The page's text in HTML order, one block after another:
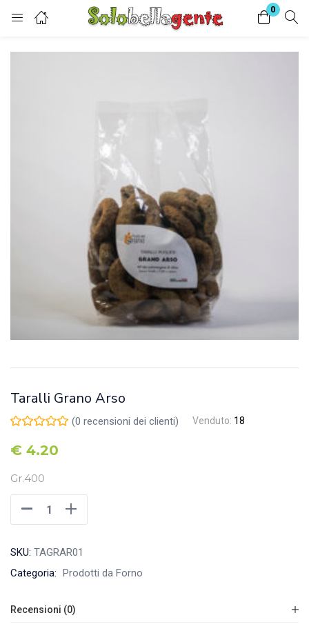
0
Login
Taralli Grano Arso
(0 recensioni dei clienti) Venduto: 18
€ 4.20
Gr.400
SKU: TAGRAR01
Categoria: Prodotti da Forno
Recensioni (0)